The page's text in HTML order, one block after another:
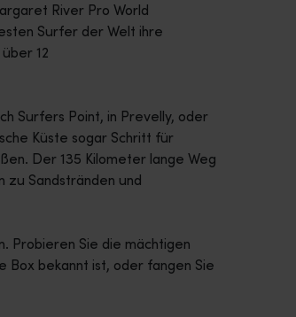
River Pro World
Surfer der Welt ihre
12
Surfers Point, in Prevelly, oder
Küste sogar Schritt für
Der 135 Kilometer lange Weg
zu Sandstränden und
Probieren Sie die mächtigen
Box bekannt ist, oder fangen Sie